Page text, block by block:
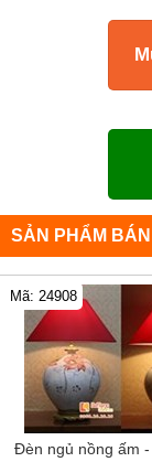
SẢN PHẨM
Đèn ngủ nồng ấm
Mã: 24908